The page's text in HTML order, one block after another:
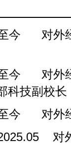
今 对外经
今 对外经
科技副校长
今 对外经
025.05 对